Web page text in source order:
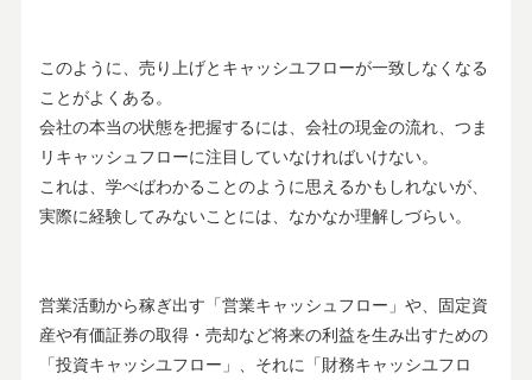
このように、売り上げとキャッシユフローが一致しなくなる
ことがよくある。
会社の本当の状態を把握するには、会社の現金の流れ、つま
リキャッシュフローに注目していなければいけない。
これは、学べばわかることのように思えるかもしれないが、
実際に経験してみないことには、なかなか理解しづらい。
営業活動から稼ぎ出す「営業キャッシュフロー」や、固定資
産や有価証券の取得・売却など将来の利益を生み出すための
「投資キャッシユフロー」、それに「財務キャッシユフロ